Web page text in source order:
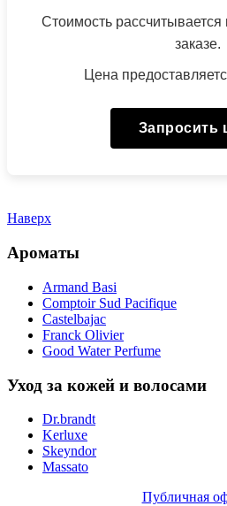
Стоимость
заказе.
Цена
Запросить
Наверх
Ароматы
Armand Basi
Comptoir Sud Pacifique
Castelbajac
Franck Olivier
Good Water Perfume
Уход за кожей и волосами
Dr.brandt
Kerluxe
Skeyndor
Massato
Публичная